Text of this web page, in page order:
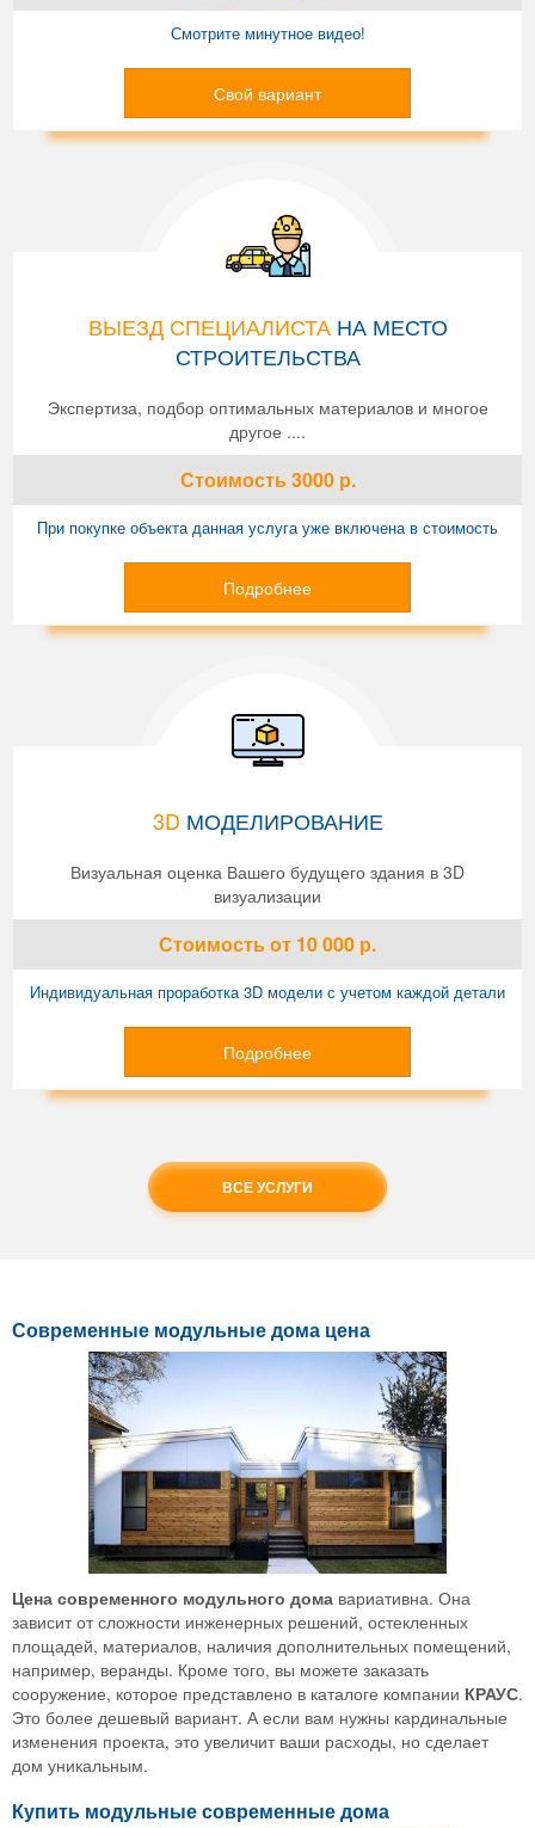
Смотрите минутное видео!
Свой вариант
ВЫЕЗД СПЕЦИАЛИСТАНА МЕСТО
СТРОИТЕЛЬСТВА
Экспертиза, подбор оптимальных материалов и многое
другое ....
Стоимость3000р.
При покупке объекта данная услуга уже включена в стоимость
Подробнее
3D МОДЕЛИРОВАНИЕ
Визуальная оценка Вашего будущего здания в 3D
визуализации
Стоимостьот 10 000 р.
Индивидуальная проработка 3D модели с учетом каждой детали
Подробнее
ВСЕ УСЛУГИ
Современные модульные дома цена
Цена современного модульного дома вариативна. Она
зависит от сложности инженерных решений, остекленных
площадей, материалов, наличия дополнительных помещений,
например, веранды. Кроме того, вы можете заказать
сооружение, которое представлено в каталоге компании КРАУС.
Это более дешевый вариант. А если вам нужны кардинальные
изменения проекта, это увеличит ваши расходы, но сделает
дом уникальным.
Купить модульные современные дома